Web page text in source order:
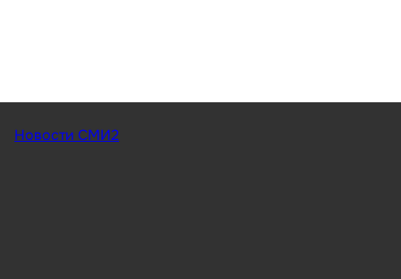
Новости СМИ2